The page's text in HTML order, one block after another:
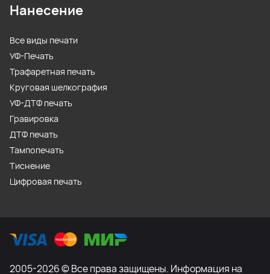
Нанесение
Все виды печати
УФ-Печать
Трафаретная печать
Круговая шелкография
УФ-ДТФ печать
Гравировка
ДТФ печать
Тампопечать
Тиснение
Цифровая печать
2005-2026 © Все права защищены. Информация на